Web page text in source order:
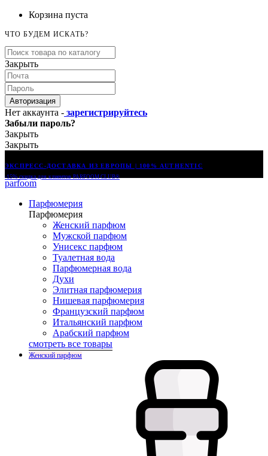
Корзина пуста
ЧТО БУДЕМ ИСКАТЬ?
Закрыть
Авторизация
Нет аккаунта - зарегистрируйтесь
Забыли пароль?
Закрыть
Закрыть
ЭКСПРЕСС-ДОСТАВКА ИЗ ЕВРОПЫ | 100% AUTHENTIC
-15% скидка для клиентов PARFOOM CLUB®
parfoom
Парфюмерия
Парфюмерия
Женский парфюм
Мужской парфюм
Унисекс парфюм
Туалетная вода
Парфюмерная вода
Духи
Элитная парфюмерия
Нишевая парфюмерия
Французский парфюм
Итальянский парфюм
Арабский парфюм
смотреть все товары
Женский парфюм